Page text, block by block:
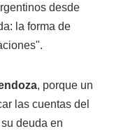
desde
la forma de
, porque un
las cuentas del
deuda en